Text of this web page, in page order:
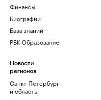
Финансы
Биографии
База знаний
РБК Образование
Новости
регионов
Санкт-Петербург
и область